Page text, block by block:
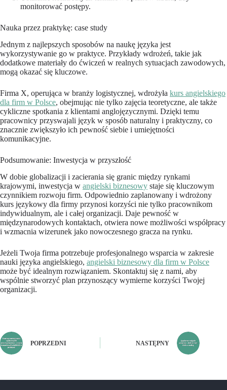
monitorować postępy.
Nauka przez praktykę: case study
Jednym z najlepszych sposobów na naukę języka jest
wykorzystywanie go w praktyce. Przykłady wdrożeń, takie jak
dodatkowe materiały do ćwiczeń w realnych sytuacjach zawodowych,
mogą okazać się kluczowe.
Firma X, operująca w branży logistycznej, wdrożyła kurs angielskiego
dla firm w Polsce, obejmując nie tylko zajęcia teoretyczne, ale także
cykliczne spotkania z klientami anglojęzycznymi. Dzięki temu
pracownicy przyswajali język w sposób naturalny i praktyczny, co
znacznie zwiększyło ich pewność siebie i umiejętności
komunikacyjne.
Podsumowanie: Inwestycja w przyszłość
W dobie globalizacji i zacierania się granic między rynkami
krajowymi, inwestycja w angielski biznesowy staje się kluczowym
czynnikiem rozwoju firm. Odpowiednio zaplanowany i wdrożony
kurs językowy dla firmy przynosi korzyści nie tylko pracownikom
indywidualnym, ale i całej organizacji. Daje pewność w
międzynarodowych kontaktach, otwiera nowe możliwości współpracy
i wzmacnia wizerunek jako nowoczesnego gracza na rynku.
Jeżeli Twoja firma potrzebuje profesjonalnego wsparcia w zakresie
nauki języka angielskiego, angielski biznesowy dla firm w Polsce
może być idealnym rozwiązaniem. Skontaktuj się z nami, aby
wspólnie stworzyć plan przynoszący wymierne korzyści Twojej
organizacji.
POPRZEDNI NASTĘPNY